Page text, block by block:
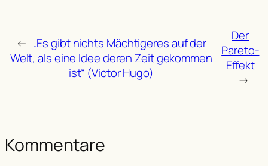
← „Es gibt nichts Mächtigeres auf der
Welt, als eine Idee deren Zeit gekommen
ist“ (Victor Hugo)
Der
Pareto-
Effekt
→
Kommentare